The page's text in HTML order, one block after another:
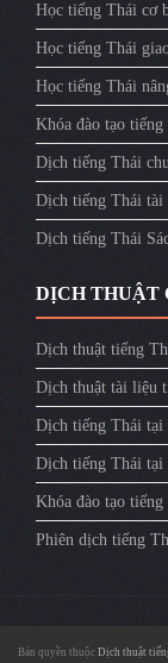
Học tiếng Thái cơ
Học tiếng Thái
Học tiếng Thái
Khóa đào tạo
Dịch tiếng Thái
Dịch tiếng Thái tài
Dịch tiếng Thái
DỊCH THUẬT
Dịch thuật tiếng
Dịch thuật tài liệu
Dịch tiếng Thái tại
Dịch tiếng Thái tại
Khóa đào tạo
Phiên dịch tiếng
Bản quyền thuộc Dịch thuật